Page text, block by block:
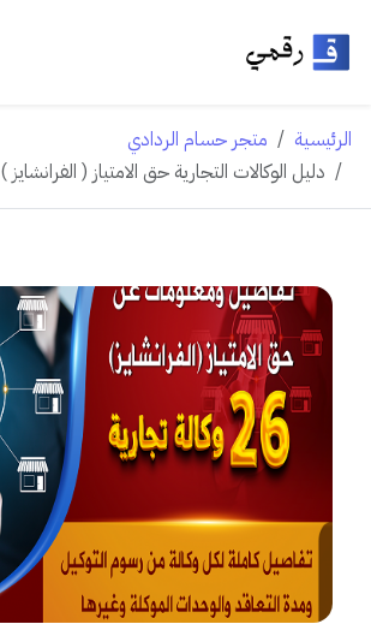
الرئيسية
متجر حسام الردادي
دليل الوكالات التجارية حق الامتياز ( الفرانشايز )